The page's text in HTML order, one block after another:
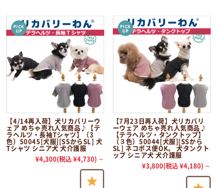
【4/14再入荷】犬リカバリーウ
ェア めちゃ売れ人気商品♪【テ
ラヘルツ・長袖Tシャツ】（3
色）50045[犬服][SSからSL] 犬
Tシャツ シニア犬 犬介護服
¥4,300(税込 ¥4,730) ～
【7月23日再入荷】犬リカバリ
ーウェア めちゃ売れ人気商品♪
【テラヘルツ・タンクトップ】
（３色）50044[犬服][SSから
SL] ネコポス便OK。 犬タンクト
ップ シニア犬 犬介護服
¥3,800(税込 ¥4,180) ～